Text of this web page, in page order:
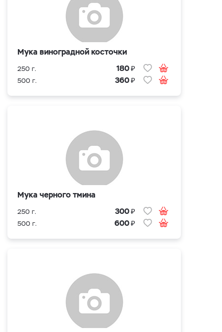
Мука виноградной косточки
250 г. 180₽
500 г. 360₽
Мука черного тмина
250 г. 300₽
500 г. 600₽